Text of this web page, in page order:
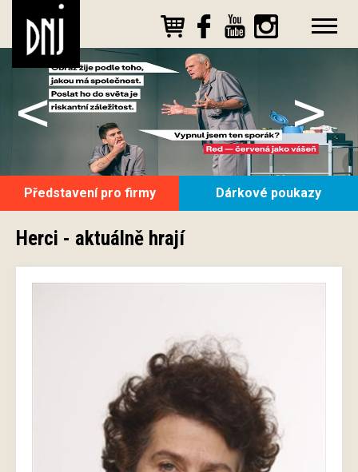
< >
Představení pro firmy Dárkové poukazy
Herci - aktuálně hrají